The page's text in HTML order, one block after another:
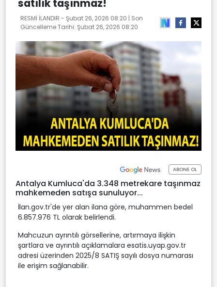
satılık taşınmaz!
RESMİ İLANDIR - Şubat 26, 2026 08:20 | Son
Güncelleme Tarihi: Şubat 26, 2026 08:20
ABONE OL
Antalya Kumluca'da 3.348 metrekare taşınmaz
mahkemeden satışa sunuluyor...
İlan.gov.tr'de yer alan ilana göre, muhammen bedel
6.857.976 TL olarak belirlendi.
Mahcuzun ayrıntılı görsellerine, artırmaya ilişkin
şartlara ve ayrıntılı açıklamalara esatis.uyap.gov.tr
adresi üzerinden 2025/8 SATIŞ sayılı dosya numarası
ile erişim sağlanabilir.